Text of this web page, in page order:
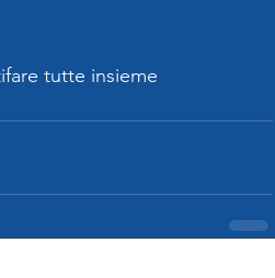
tutte insieme